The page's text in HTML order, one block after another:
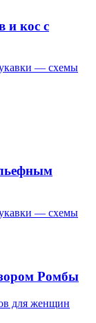
и кос с
— схемы
— схемы
Ромбы
для женщин